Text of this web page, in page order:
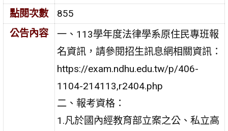
點閱次數
855
公告內容
一、113學年度法律學系原住民專班報
名資訊，請參閱招生訊息網相關資訊：
https://exam.ndhu.edu.tw/p/406-
1104-214113,r2404.php
二、報考資格：
1.凡於國內經教育部立案之公、私立高